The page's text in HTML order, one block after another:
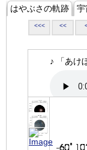
はやぶさの軌跡 宇
<<< <<
♪ 「あけ